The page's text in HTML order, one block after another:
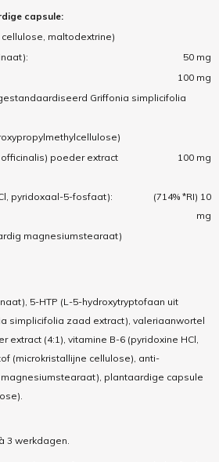
capsule:
, maltodextrine)
50 mg
100 mg
Griffonia simplicifolia
)
) poeder extract
100 mg
pyridoxaal-5-fosfaat):
(714% *RI) 10
mg
magnesiumstearaat)
5-HTP (L-5-hydroxytryptofaan uit
simplicifolia zaad extract), valeriaanwortel
extract (4:1), vitamine B-6 (pyridoxine HCl,
(microkristallijne cellulose), anti-
plantaardige capsule
3 werkdagen.